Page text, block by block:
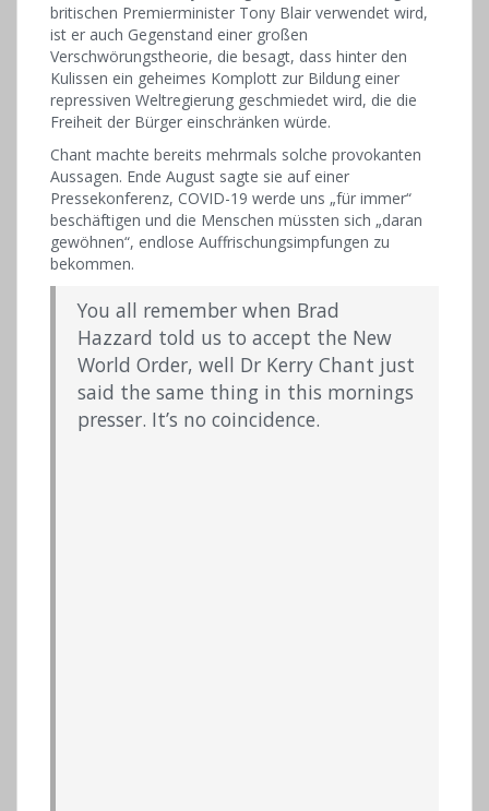
britischen Premierminister Tony Blair verwendet wird,
ist er auch Gegenstand einer großen
Verschwörungstheorie, die besagt, dass hinter den
Kulissen ein geheimes Komplott zur Bildung einer
repressiven Weltregierung geschmiedet wird, die die
Freiheit der Bürger einschränken würde.
Chant machte bereits mehrmals solche provokanten
Aussagen. Ende August sagte sie auf einer
Pressekonferenz, COVID-19 werde uns „für immer“
beschäftigen und die Menschen müssten sich „daran
gewöhnen“, endlose Auffrischungsimpfungen zu
bekommen.
You all remember when Brad
Hazzard told us to accept the New
World Order, well Dr Kerry Chant just
said the same thing in this mornings
presser. It’s no coincidence.